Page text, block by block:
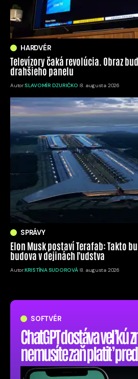
SOFTVÉR
ChatGPT dostáva veľkú
nemusíte zaň platiť
HARDVÉR
Televízory čaká revolúcia. Obraz
drahšieho panelu
Autor:SLAVOMÍR DZURIČKO 8. augusta 2026
SPRÁVY
Elon Musk postaví Terafab: Takto
budova v dejinách ľudstva
Autor:KRISTÍNA SUDOROVÁ 8. augusta 2026